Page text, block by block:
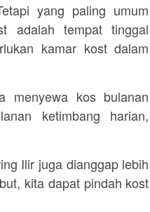
yang paling umum
adalah tempat tinggal
kamar kost dalam
menyewa kos bulanan
ketimbang harian,
Ilir juga dianggap lebih
kita dapat pindah kost